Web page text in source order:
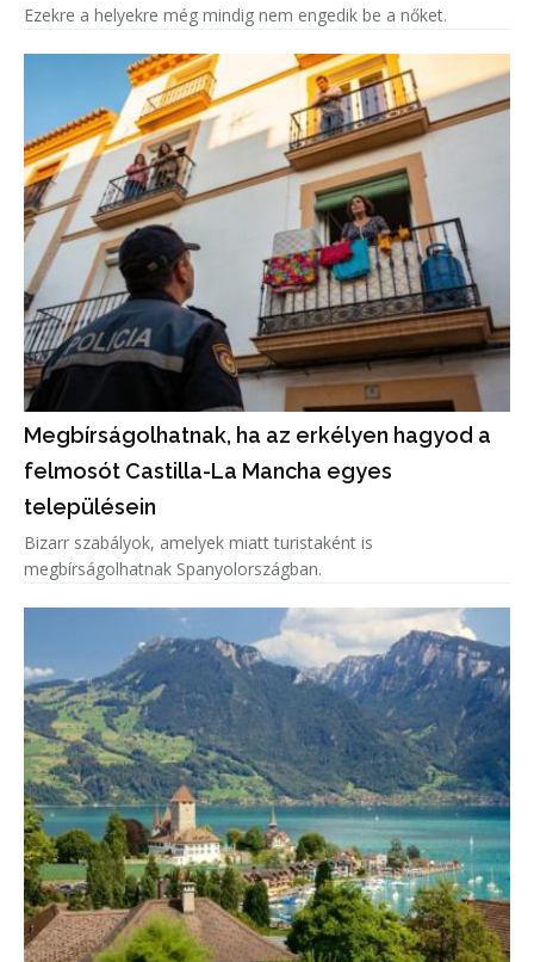
Ezekre a helyekre még mindig nem engedik be a nőket.
Megbírságolhatnak, ha az erkélyen hagyod a
felmosót Castilla-La Mancha egyes
településein
Bizarr szabályok, amelyek miatt turistaként is
megbírságolhatnak Spanyolországban.